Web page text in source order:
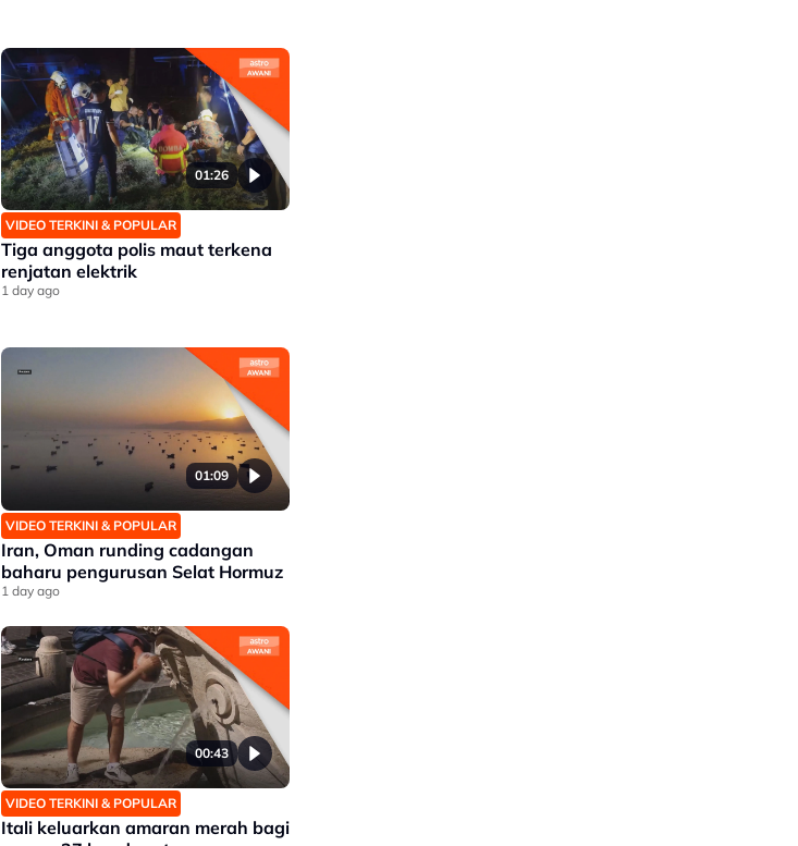
01:26
VIDEO TERKINI & POPULAR
Tiga anggota polis maut terkena
renjatan elektrik
1 day ago
01:09
VIDEO TERKINI & POPULAR
Iran, Oman runding cadangan
baharu pengurusan Selat Hormuz
1 day ago
00:43
VIDEO TERKINI & POPULAR
Itali keluarkan amaran merah bagi